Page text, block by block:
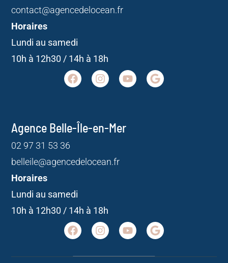
contact@agencedelocean.fr
Horaires
Lundi au samedi
10h à 12h30 / 14h à 18h
Agence Belle-Île-en-Mer
02 97 31 53 36
belleile@agencedelocean.fr
Horaires
Lundi au samedi
10h à 12h30 / 14h à 18h